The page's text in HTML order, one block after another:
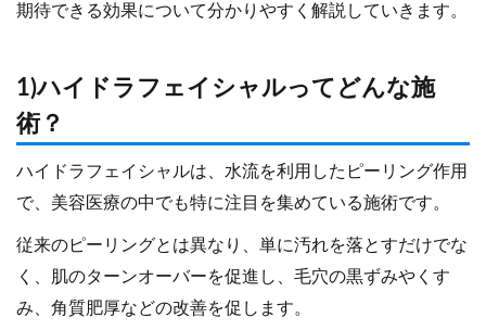
期待できる効果について分かりやすく解説していきます。
1)ハイドラフェイシャルってどんな施
術？
ハイドラフェイシャルは、水流を利用したピーリング作用
で、美容医療の中でも特に注目を集めている施術です。
従来のピーリングとは異なり、単に汚れを落とすだけでな
く、肌のターンオーバーを促進し、毛穴の黒ずみやくす
み、角質肥厚などの改善を促します。